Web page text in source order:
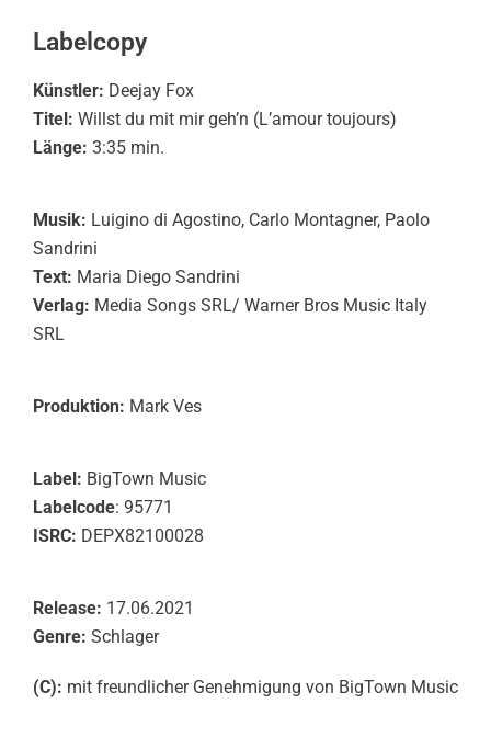
Labelcopy
Künstler: Deejay Fox
Titel: Willst du mit mir geh’n (L’amour toujours)
Länge: 3:35 min.
Musik: Luigino di Agostino, Carlo Montagner, Paolo
Sandrini
Text: Maria Diego Sandrini
Verlag: Media Songs SRL/ Warner Bros Music Italy
SRL
Produktion: Mark Ves
Label: BigTown Music
Labelcode: 95771
ISRC: DEPX82100028
Release: 17.06.2021
Genre: Schlager
(C): mit freundlicher Genehmigung von BigTown Music